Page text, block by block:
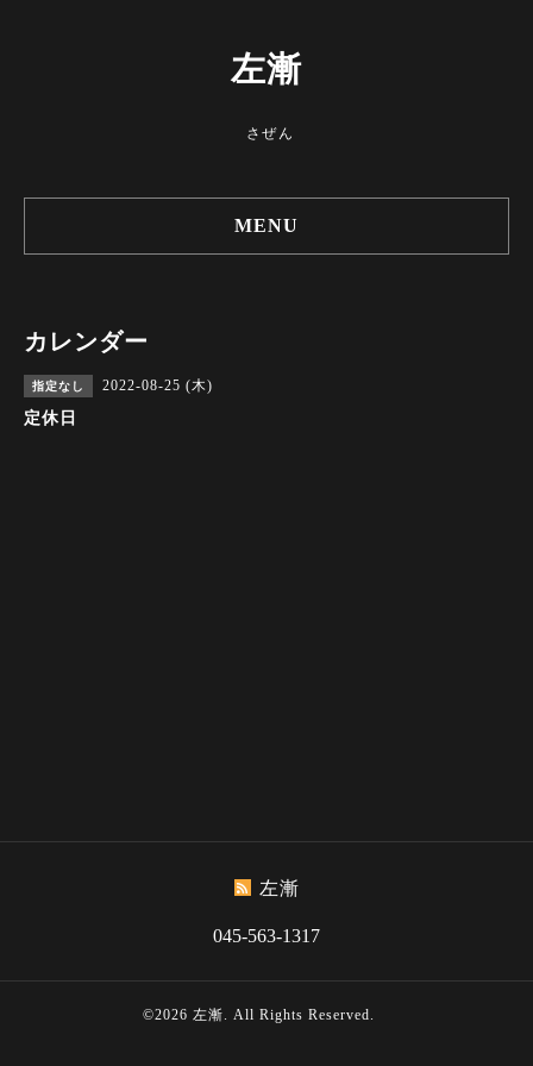
左漸
さぜん
MENU
カレンダー
指定なし 2022-08-25 (木)
定休日
左漸
045-563-1317
©2026 左漸. All Rights Reserved.